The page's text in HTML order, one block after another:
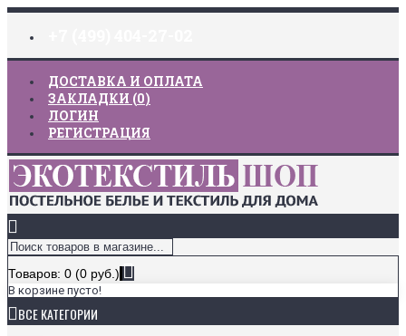
ДОСТАВКА И ОПЛАТА
ЗАКЛАДКИ (0)
ЛОГИН
РЕГИСТРАЦИЯ
Товаров: 0 (0 руб.)
В корзине пусто!
ВСЕ КАТЕГОРИИ